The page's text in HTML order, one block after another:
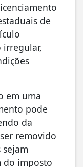
de
irregular,
em uma
pode
da
removido
do imposto